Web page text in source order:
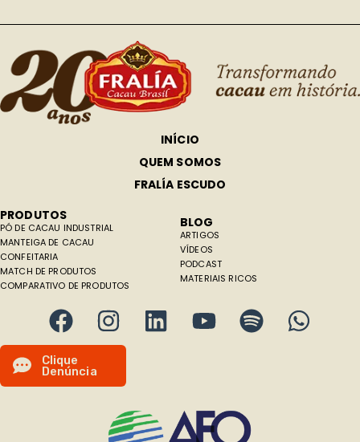
INÍCIO
QUEM SOMOS
FRALÍA ESCUDO
PRODUTOS
PÓ DE CACAU INDUSTRIAL
MANTEIGA DE CACAU
CONFEITARIA
MATCH DE PRODUTOS
COMPARATIVO DE PRODUTOS
BLOG
ARTIGOS
VÍDEOS
PODCAST
MATERIAIS RICOS
Clique
Denúncia